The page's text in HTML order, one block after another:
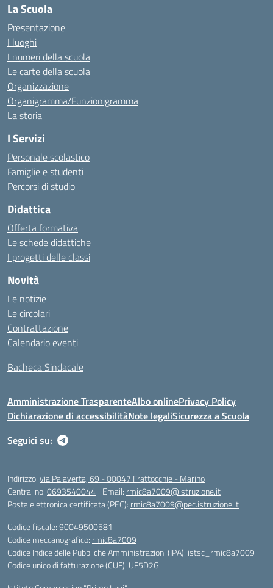
La Scuola
Presentazione
I luoghi
I numeri della scuola
Le carte della scuola
Organizzazione
Organigramma/Funzionigramma
La storia
I Servizi
Personale scolastico
Famiglie e studenti
Percorsi di studio
Didattica
Offerta formativa
Le schede didattiche
I progetti delle classi
Novità
Le notizie
Le circolari
Contrattazione
Calendario eventi
Bacheca Sindacale
Amministrazione TrasparenteAlbo onlinePrivacy Policy
Dichiarazione di accessibilitàNote legaliSicurezza a Scuola
Seguici su:
Indirizzo:via Palaverta, 69 - 00047 Frattocchie - Marino
Centralino:0693540044 Email: rmic8a7009@istruzione.it
Posta elettronica certificata (PEC): rmic8a7009@pec.istruzione.it
Codice fiscale: 90049500581
Codice meccanografico: rmic8a7009
Codice Indice delle Pubbliche Amministrazioni (IPA): istsc_rmic8a7009
Codice unico di fatturazione (CUF): UF5D2G